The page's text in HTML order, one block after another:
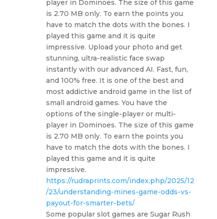
player in Dominoes. The size of this game
is 2.70 MB only. To earn the points you
have to match the dots with the bones. I
played this game and it is quite
impressive. Upload your photo and get
stunning, ultra-realistic face swap
instantly with our advanced AI. Fast, fun,
and 100% free. It is one of the best and
most addictive android game in the list of
small android games. You have the
options of the single-player or multi-
player in Dominoes. The size of this game
is 2.70 MB only. To earn the points you
have to match the dots with the bones. I
played this game and it is quite
impressive.
https://rudraprints.com/index.php/2025/12
/23/understanding-mines-game-odds-vs-
payout-for-smarter-bets/
Some popular slot games are Sugar Rush